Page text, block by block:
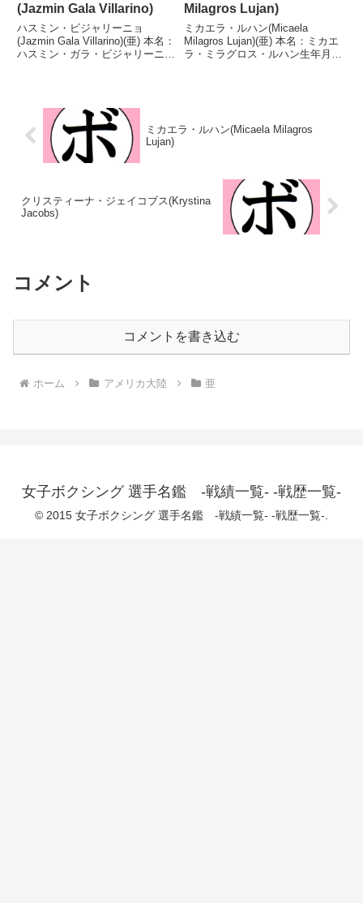
(Jazmin Gala Villarino)
ハスミン・ビジャリーニョ
(Jazmin Gala Villarino)(亜) 本名：
ハスミン・ガラ・ビジャリーニョ
ニマム級ゴールド王座 【戦...
Milagros Lujan)
ミカエラ・ルハン(Micaela
Milagros Lujan)(亜) 本名：ミカエ
ラ・ミラグロス・ルハン生年月
ミカエラ・ルハン(Micaela Milagros
Lujan)
クリスティーナ・ジェイコブス(Krystina
Jacobs)
コメント
コメントを書き込む
ホーム アメリカ大陸 亜
女子ボクシング 選手名鑑 -戦績一覧- -戦歴一覧-
© 2015 女子ボクシング 選手名鑑 -戦績一覧- -戦歴一覧-.